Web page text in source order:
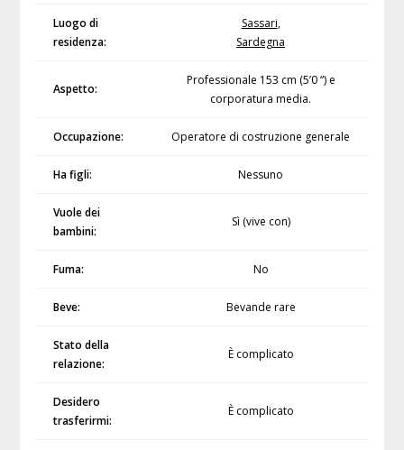
Luogo di
residenza:
Sassari,
Sardegna
Aspetto:
Professionale 153 cm (5’0 “) e
corporatura media.
Occupazione: Operatore di costruzione generale
Ha figli: Nessuno
Vuole dei
bambini:
Sì (vive con)
Fuma: No
Beve: Bevande rare
Stato della
relazione:
È complicato
Desidero
trasferirmi:
È complicato